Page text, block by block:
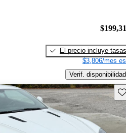
El precio incluye tasas
$3,806/mes
Verif. disponibilidad